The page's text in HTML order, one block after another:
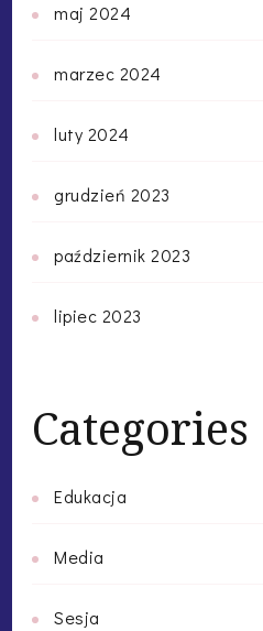
maj 2024
marzec 2024
luty 2024
grudzień 2023
październik 2023
lipiec 2023
Categories
Edukacja
Media
Sesja